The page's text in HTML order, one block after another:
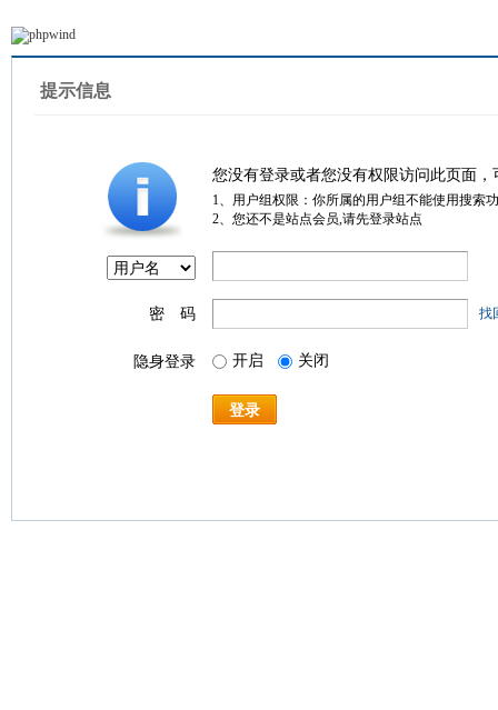
提示信息
您没有登录或者您没有权限访问此页面
1、用户组权限：你所属的用户组不能使用搜索
2、您还不是站点会员,请先登录站点
密 码 找
隐身登录 开启 关闭
登录